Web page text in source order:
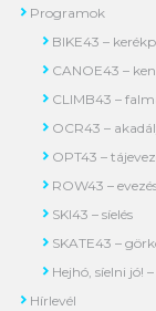
Programok
BIKE43 –
CANOE43 –
CLIMB43 –
OCR43 –
OPT43 –
ROW43 –
SKI43 – síelés
SKATE43 –
Hejhó, síelni jó!
Hírlevél